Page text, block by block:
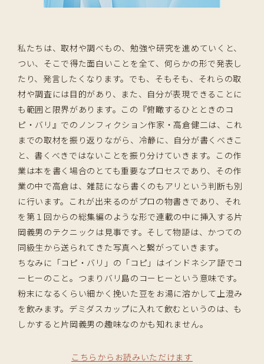
私たちは、取材や調べもの、勉強や研究を進めていくと、
つい、そこで得た面白いことを全て、何らかの形で発表し
たり、発言したくなります。でも、そもそも、それらの取
材や調査には目的があり、また、自分が表現できることに
も範囲と限界があります。この『俯瞰するひとときのコ
ピ・バリ』でのノンフィクション作家・高倉健二は、これ
までの取材を振り返りながら、冷静に、自分が書くべきこ
と、書くべきではないことを振り分けていきます。この作
業は本を書く場合のとても重要なプロセスであり、その作
業の中で高倉は、雑誌になら書くのもアリという判断も別
に行います。これが出来るのがプロの物書きであり、それ
を第１回からの総集編のような形で連載の中に挿入する片
岡義男のテクニックは見事です。そして物語は、かつての
同級生から送られてきた写真へと繋がっていきます。
ちなみに「コピ・バリ」の「コピ」はインドネシア語でコ
ーヒーのこと。つまりバリ島のコーヒーという意味です。
粉末になるくらい細かく挽いた豆をお湯に溶かして上澄み
を飲みます。デミダスカップに入れて飲むというのは、も
しかすると片岡義男の趣味なのかも知れません。
こちらからお読みいただけます